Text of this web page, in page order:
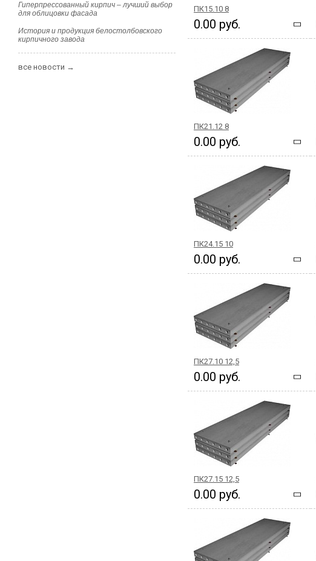
ПК15.10 8
0.00 руб.
ПК21.12 8
0.00 руб.
ПК24.15 10
0.00 руб.
ПК27.10 12,5
0.00 руб.
ПК27.15 12,5
0.00 руб.
Гиперпрессованный кирпич – лучший выбор
для облицовки фасада
История и продукция белостолбовского
кирпичного завода
все новости →